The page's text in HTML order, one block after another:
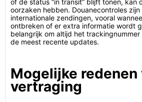
of de status “in transit” blijft tonen, kan
oorzaken hebben. Douanecontroles
internationale zendingen, vooral
ontbreken of er extra informatie wordt
belangrijk om altijd het
de meest recente updates.
Mogelijke redenen
vertraging